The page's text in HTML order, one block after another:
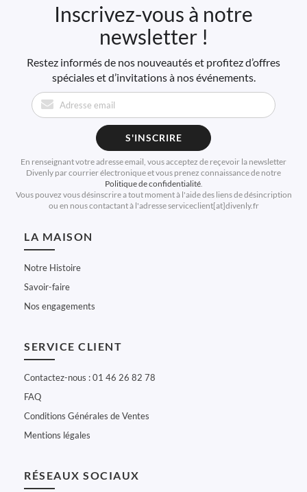
Inscrivez-vous à notre
newsletter !
Restez informés de nos nouveautés et profitez d’offres
spéciales et d’invitations à nos événements.
S'INSCRIRE
En renseignant votre adresse email, vous acceptez de reçevoir la newsletter
Divenly par courrier électronique et vous prenez connaissance de notre
Politique de confidentialité.
Vous pouvez vous désinscrire a tout moment à l'aide des liens de désincription
ou en nous contactant à l'adresse serviceclient[at]divenly.fr
LA MAISON
Notre Histoire
Savoir-faire
Nos engagements
SERVICE CLIENT
Contactez-nous : 01 46 26 82 78
FAQ
Conditions Générales de Ventes
Mentions légales
RÉSEAUX SOCIAUX